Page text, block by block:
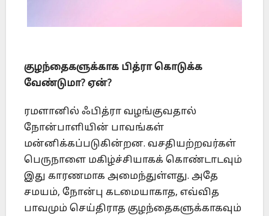
குழந்தைகளுக்காக பித்ரா கொடுக்க
வேண்டுமா? ஏன்?
ரமளானில் ஃபித்ரா வழங்குவதால்
நோன்பாளியின் பாவங்கள்
மன்னிக்கப்படுகின்றன. வசதியற்றவர்கள்
பெருநாளை மகிழ்ச்சியாகக் கொண்டாடவும்
இது காரணமாக அமைந்துள்ளது. அதே
சமயம், நோன்பு கடமையாகாத, எவ்வித
பாவமும் செய்திராத குழந்தைகளுக்காகவும்